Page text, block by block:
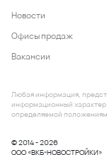
Новости
Офисы продаж
Вакансии
© 2014 - 2026
ООО «ВКБ-НОВОСТРОЙКИ»
Любая информация,
информационный характер
определяемой